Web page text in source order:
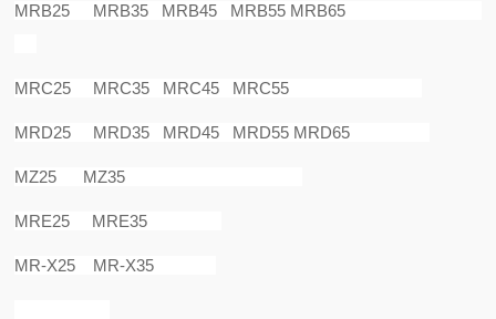
MRB25 MRB35 MRB45 MRB55 MRB65
MRC25 MRC35 MRC45 MRC55
MRD25 MRD35 MRD45 MRD55 MRD65
MZ25 MZ35
MRE25 MRE35
MR-X25 MR-X35